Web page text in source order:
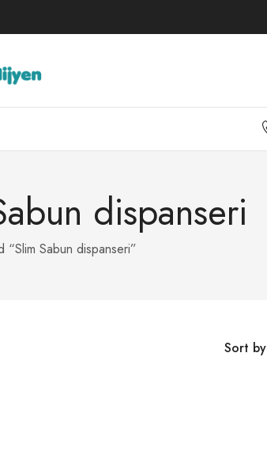
dispanseri
“Slim Sabun dispanseri”
Sort by